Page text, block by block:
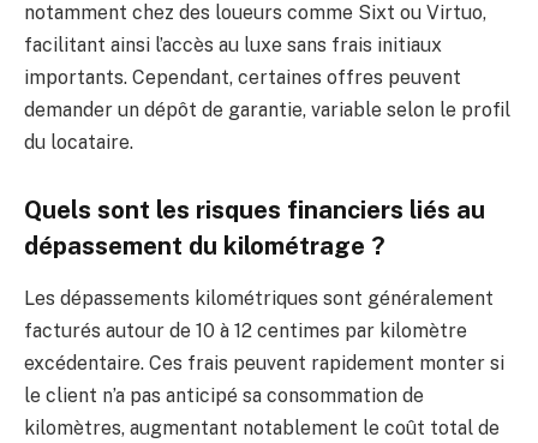
notamment chez des loueurs comme Sixt ou Virtuo,
facilitant ainsi l’accès au luxe sans frais initiaux
importants. Cependant, certaines offres peuvent
demander un dépôt de garantie, variable selon le profil
du locataire.
Quels sont les risques financiers liés au
dépassement du kilométrage ?
Les dépassements kilométriques sont généralement
facturés autour de 10 à 12 centimes par kilomètre
excédentaire. Ces frais peuvent rapidement monter si
le client n’a pas anticipé sa consommation de
kilomètres, augmentant notablement le coût total de